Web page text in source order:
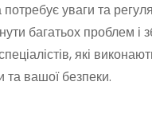
потребує уваги та
багатьох проблем і
які
та вашої безпеки.